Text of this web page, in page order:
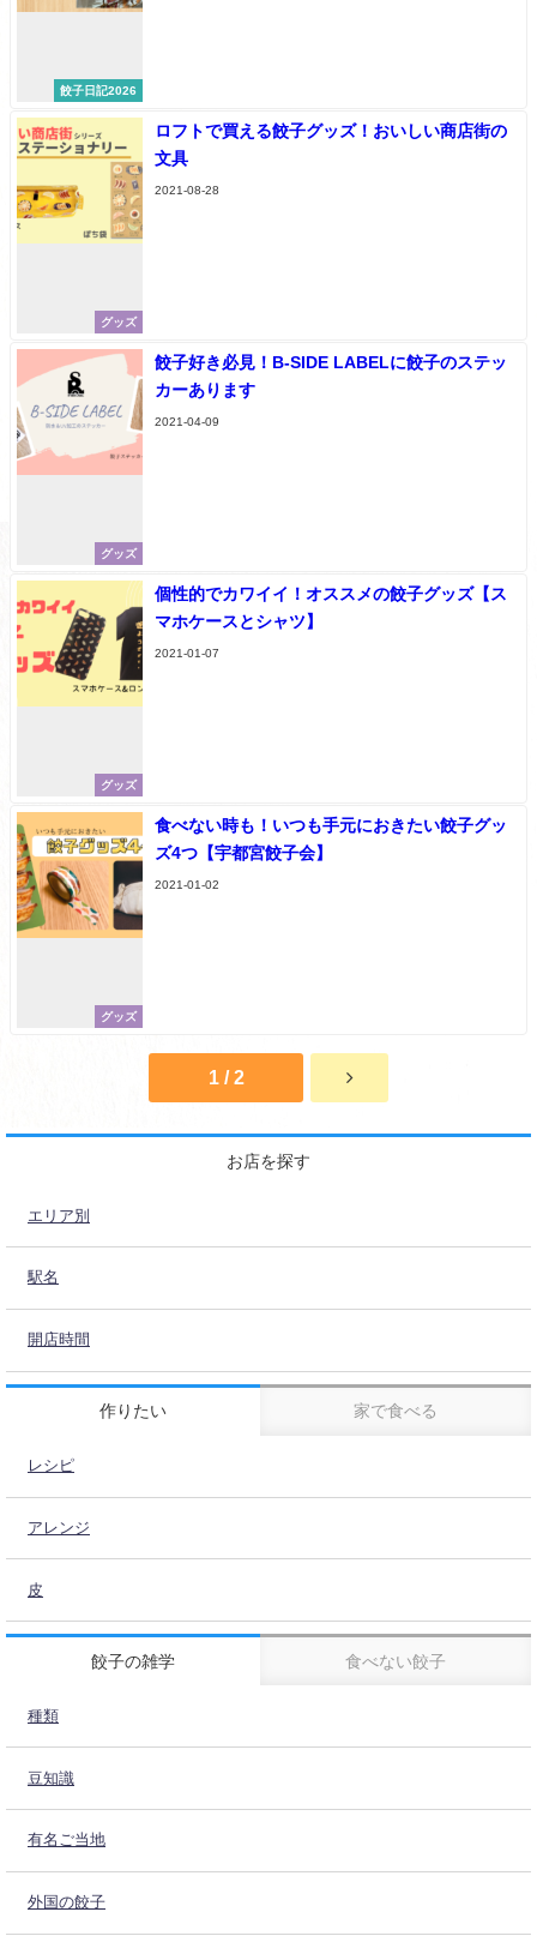
餃子日記2026
グッズ
ロフトで買える餃子グッズ！おいしい商店街の
文具
2021-08-28
グッズ
餃子好き必見！B-SIDE LABELに餃子のステッ
カーあります
2021-04-09
グッズ
個性的でカワイイ！オススメの餃子グッズ【ス
マホケースとシャツ】
2021-01-07
グッズ
食べない時も！いつも手元におきたい餃子グッ
ズ4つ【宇都宮餃子会】
2021-01-02
1 / 2
お店を探す
エリア別
駅名
開店時間
作りたい 家で食べる
レシピ
アレンジ
皮
餃子の雑学 食べない餃子
種類
豆知識
有名ご当地
外国の餃子